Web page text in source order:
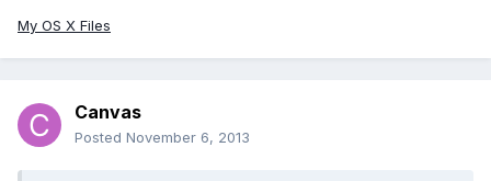
My OS X Files
Canvas
Posted November 6, 2013